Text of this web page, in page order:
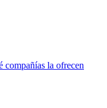
compañías la ofrecen